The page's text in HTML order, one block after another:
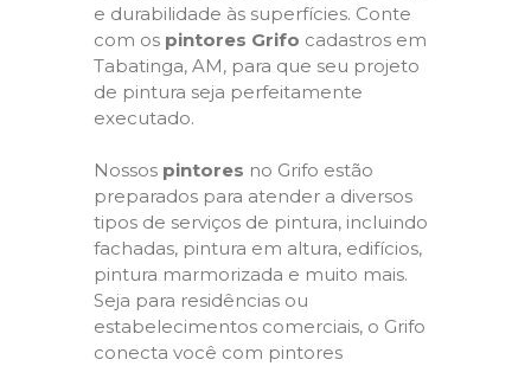
e durabilidade às superfícies. Conte
com os pintores Grifo cadastros em
Tabatinga, AM, para que seu projeto
de pintura seja perfeitamente
executado.
Nossos pintores no Grifo estão
preparados para atender a diversos
tipos de serviços de pintura, incluindo
fachadas, pintura em altura, edifícios,
pintura marmorizada e muito mais.
Seja para residências ou
estabelecimentos comerciais, o Grifo
conecta você com pintores